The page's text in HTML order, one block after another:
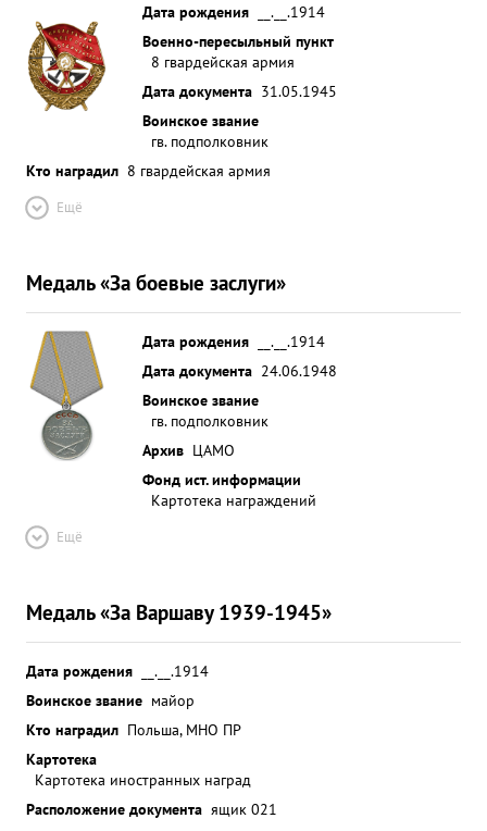
Дата рождения
__.__.1914
Военно-пересыльный пункт
8 гвардейская армия
Дата документа 31.05.1945
Воинское звание
гв. подполковник
Кто наградил 8 гвардейская армия
Ещё
Медаль «За боевые заслуги»
Дата рождения
__.__.1914
Дата документа 24.06.1948
Воинское звание
гв. подполковник
Архив ЦАМО
Фонд ист. информации
Картотека награждений
Ещё
Медаль «За Варшаву 1939-1945»
Дата рождения
__.__.1914
Воинское звание майор
Кто наградил Польша, МНО ПР
Картотека
Картотека иностранных наград
Расположение документа ящик 021